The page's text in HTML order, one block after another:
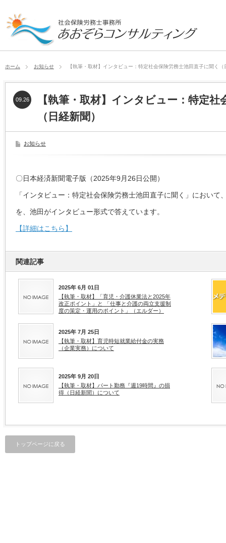
ホーム お知らせ 【執筆・取材】インタビュー：特定社会保険労務士池田直子に聞く（
【執筆・取材】インタビュー：特定
（日経新聞）
09.26
お知らせ
〇日本経済新聞電子版（2025年9月26日公開）
「インタビュー：特定社会保険労務士池田直子に聞く」におい
を、池田がインタビュー形式で答えています。
【詳細はこちら】
関連記事
2025年 6月 01日
【執筆・取材】「育児・介護休業法と2025年
改正ポイント」と 「仕事と介護の両立支援制
度の策定・運用のポイント」（エルダー）
2025年 7月 25日
【執筆・取材】育児時短就業給付金の実務
（企業実務）について
2025年 9月 20日
【執筆・取材】パート勤務『週19時間』の損
得（日経新聞）について
トップページに戻る